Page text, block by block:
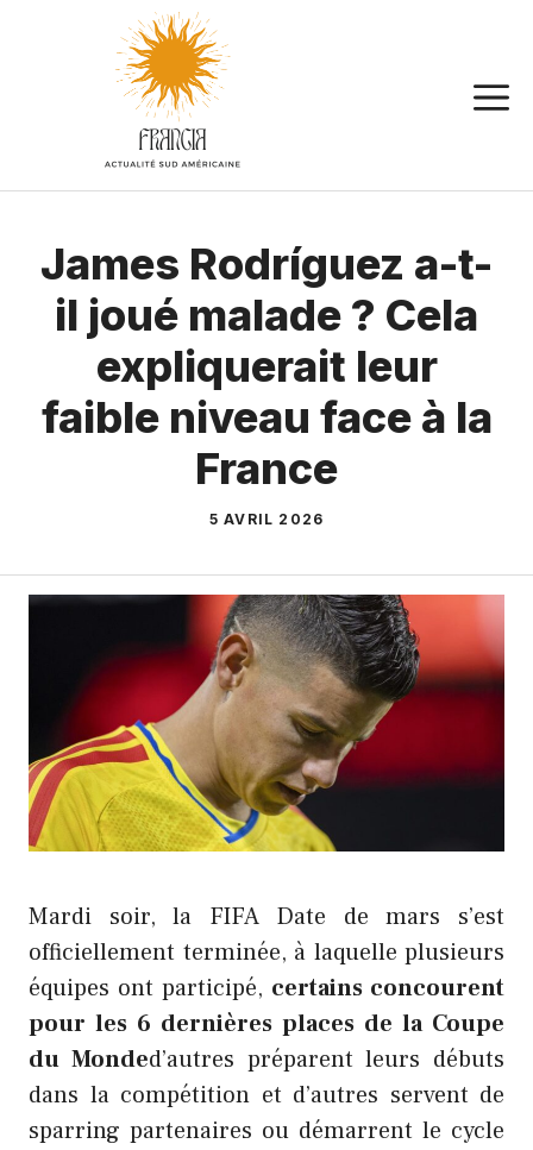
James Rodríguez a-t-
il joué malade ? Cela
expliquerait leur
faible niveau face à la
France
5 AVRIL 2026
Mardi soir, la FIFA Date de mars s’est
officiellement terminée, à laquelle plusieurs
équipes ont participé, certains concourent
pour les 6 dernières places de la Coupe
du Monded’autres préparent leurs débuts
dans la compétition et d’autres servent de
sparring partenaires ou démarrent le cycle